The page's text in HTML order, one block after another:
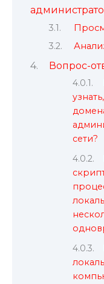
Вопрос-
сети?